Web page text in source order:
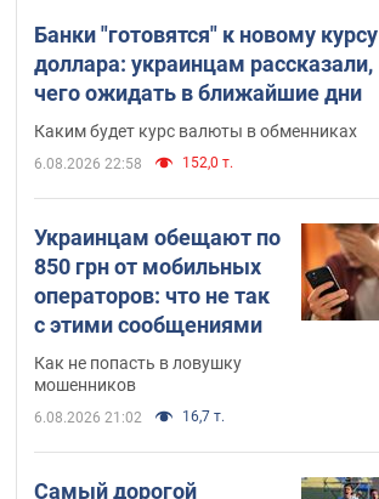
Банки "готовятся" к новому курсу
доллара: украинцам рассказали,
чего ожидать в ближайшие дни
Каким будет курс валюты в обменниках
6.08.2026 22:58 152,0 т.
Украинцам обещают по
850 грн от мобильных
операторов: что не так
с этими сообщениями
Как не попасть в ловушку
мошенников
6.08.2026 21:02 16,7 т.
Самый дорогой